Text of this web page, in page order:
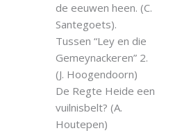
de eeuwen heen. (C.
Santegoets).
Tussen “Ley en die
Gemeynackeren” 2.
(J. Hoogendoorn)
De Regte Heide een
vuilnisbelt? (A.
Houtepen)